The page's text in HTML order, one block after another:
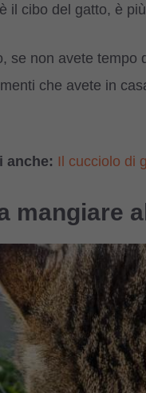
il cibo del gatto, è
se non avete
che avete in
anche: Il cucciolo di
mangiare